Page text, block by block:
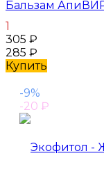
Бальзам
1
305 ₽
285 ₽
Купить
-9%
-20 ₽